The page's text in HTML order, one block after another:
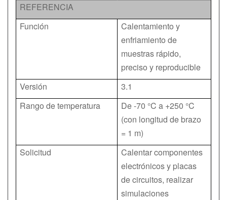
REFERENCIA
Función
Calentamiento y
enfriamiento de
muestras rápido,
preciso y reproducible
Versión
3.1
Rango de temperatura
De -70 °C a +250 °C
(con longitud de brazo
= 1 m)
Solicitud
Calentar componentes
electrónicos y placas
de circuitos, realizar
simulaciones